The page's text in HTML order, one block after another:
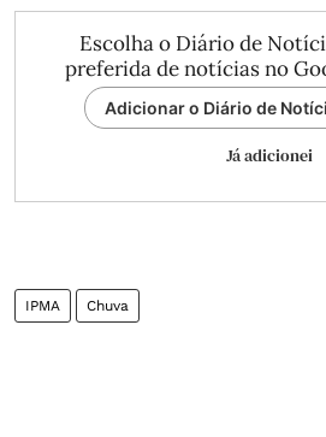
Escolha o Diário de
preferida de notícias no
Adicionar o Diário de
Já adicionei
IPMA Chuva